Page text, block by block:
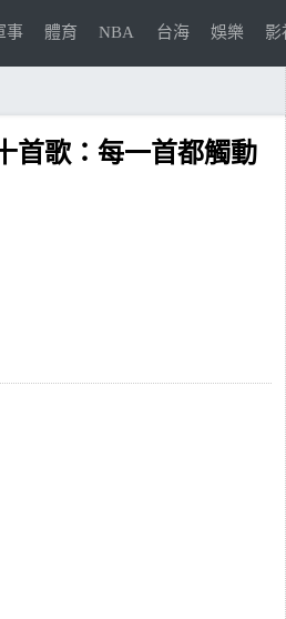
事 體育 NBA 台海 娛樂 影
首歌：每一首都觸動